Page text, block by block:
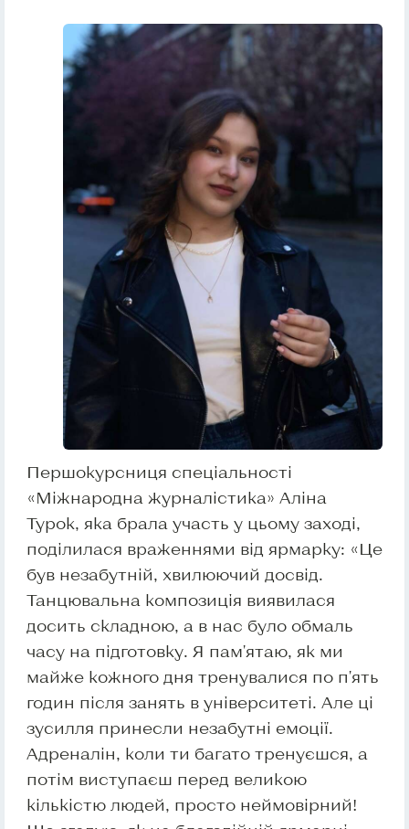
Першокурсниця спеціальності
«Міжнародна журналістика» Аліна
Турок, яка брала участь у цьому заході,
поділилася враженнями від ярмарку: «Це
був незабутній, хвилюючий досвід.
Танцювальна композиція виявилася
досить складною, а в нас було обмаль
часу на підготовку. Я пам'ятаю, як ми
майже кожного дня тренувалися по п'ять
годин після занять в університеті. Але ці
зусилля принесли незабутні емоції.
Адреналін, коли ти багато тренуєшся, а
потім виступаєш перед великою
кількістю людей, просто неймовірний!